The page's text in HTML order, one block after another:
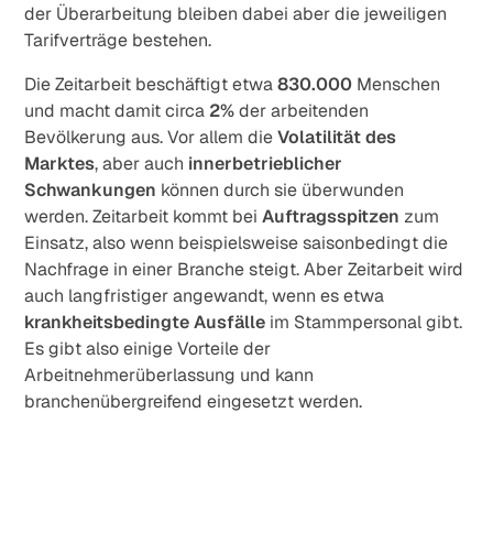
der Überarbeitung bleiben dabei aber die jeweiligen
Tarifverträge bestehen.
Die Zeitarbeit beschäftigt etwa830.000 Menschen
und macht damit circa 2%der arbeitenden
Bevölkerung aus. Vor allem dieVolatilität des
Marktes, aber auch innerbetrieblicher
Schwankungen können durch sie überwunden
werden. Zeitarbeit kommt beiAuftragsspitzen zum
Einsatz, also wenn beispielsweise saisonbedingt die
Nachfrage in einer Branche steigt. Aber Zeitarbeit wird
auch langfristiger angewandt, wenn es etwa
krankheitsbedingte Ausfälle im Stammpersonal gibt.
Es gibt also einige Vorteile der
Arbeitnehmerüberlassung und kann
branchenübergreifend eingesetzt werden.